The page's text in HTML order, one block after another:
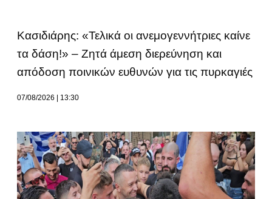
Κασιδιάρης: «Τελικά οι ανεμογεννήτριες καίνε
τα δάση!» – Ζητά άμεση διερεύνηση και
απόδοση ποινικών ευθυνών για τις πυρκαγιές
07/08/2026 13:30